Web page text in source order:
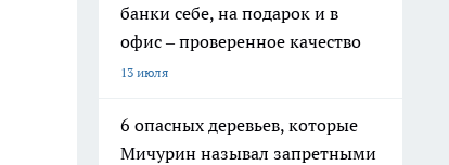
банки себе, на подарок и в
офис – проверенное качество
13 июля
6 опасных деревьев, которые
Мичурин называл запретными